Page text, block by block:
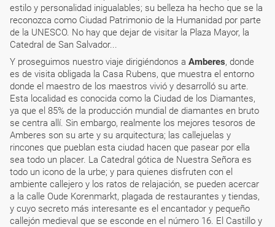
estilo y personalidad inigualables; su belleza ha hecho que se la
reconozca como Ciudad Patrimonio de la Humanidad por parte
de la UNESCO. No hay que dejar de visitar la Plaza Mayor, la
Catedral de San Salvador...
Y proseguimos nuestro viaje dirigiéndonos a Amberes, donde
es de visita obligada la Casa Rubens, que muestra el entorno
donde el maestro de los maestros vivió y desarrolló su arte.
Esta localidad es conocida como la Ciudad de los Diamantes,
ya que el 85% de la producción mundial de diamantes en bruto
se centra allí. Sin embargo, realmente los mejores tesoros de
Amberes son su arte y su arquitectura; las callejuelas y
rincones que pueblan esta ciudad hacen que pasear por ella
sea todo un placer. La Catedral gótica de Nuestra Señora es
todo un icono de la urbe; y para quienes disfruten con el
ambiente callejero y los ratos de relajación, se pueden acercar
a la calle Oude Korenmarkt, plagada de restaurantes y tiendas,
y cuyo secreto más interesante es el encantador y pequeño
callejón medieval que se esconde en el número 16. El Castillo y